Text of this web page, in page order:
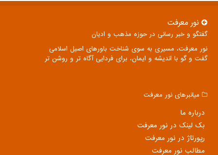
نور معرفت
گفتگو و خبر رسانی در حوزه مذهب و ادیان
نور معرفت، مسیری به سوی شناخت باورهای اصیل اسلامی
گفت و گو با اندیشه و ایمان، برای فردایی آگاه تر و روشن تر
میانبرهای نور معرفت
درباره ما
بک لینک در نور معرفت
رپورتاژ در نور معرفت
مطالب نور معرفت